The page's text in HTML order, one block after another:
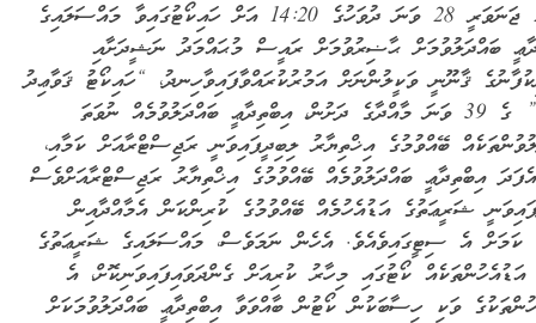
2015 ޖަނަވަރީ 28 ވަނަ ދުވަހުގެ 14:20 އަށް ހައިކޯޓުގައިވާ މައްސަލައިގެ
ބައްދަލުވުމަށް ޙާޟިރުވުމަށް ރައީސް މުޙައްމަދު ނަޝީދަށާއި
ޤާނޫނީ ވަކީލުންނަށް އަމުރުކުރައްވާފައިވާހިނދު، “ހައިކޯޓު ޤަވާޢިދު
2011” ގެ 39 ވަނަ މާއްދާގެ ދަށުން، އިބްތިދާޢީ ބައްދަލުވުމެއް ނުވަތަ
ބޭއްވުމުގެ އިޚްތިޔާރު ލިބިދީފައިވަނީ ރަޖިސްޓްރާއަށް ކަމާއި،
އިބްތިދާޢީ ބައްދަލުވުމެއް ބޭއްވުމުގެ އިޚްތިޔާރު ރަޖިސްޓްރާއަށްވެސް
ޝަރީޢަތުގެ އަޑުއެހުމެއް ބޭއްވުމުގެ ކުރިންކަން އެމާއްދާއިން
ކަމަށް އެ ސިޓީގައިވެއެވެ. އެހެން ނަމަވެސް، މައްސަލައިގެ ޝަރީޢަތުގެ
އަޑުއެހުންތަކެއް ކޯޓުގައި މިހާރު ކުރިއަށް ގެންދަވައިފައިވަނިކޮށް، އެ
ވަކި ހިސާބަކުން ކޯޓުން ބާއްވަވާ އިބްތިދާޢީ ބައްދަލުވުމަކަށް